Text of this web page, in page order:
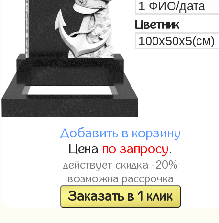
Цветник
Добавить в корзину
Цена по запросу.
действует скидка -20%
возможна рассрочка
Заказать в 1 клик